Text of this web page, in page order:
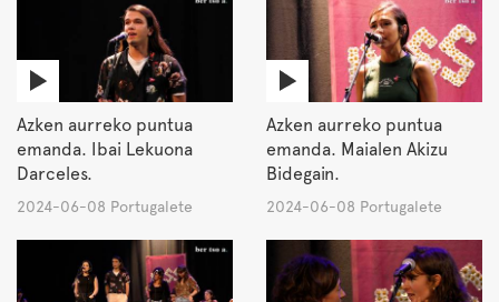
Azken aurreko puntua
emanda. Ibai Lekuona
Darceles.
2024-06-08 Portugalete
Azken aurreko puntua
emanda. Maialen Akizu
Bidegain.
2024-06-08 Portugalete